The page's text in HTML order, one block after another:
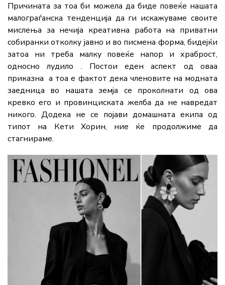
Причината за тоа би можела да биде повеќе нашата
малограѓанска тенденција да ги искажуваме своите
мислења за нечија креативна работа на приватни
собирaнки отколку јавно и во писмена форма, бидејќи
затоа ни треба малку повеќе напор и храброст,
односно лудило . Постои еден аспект од оваа
приказна а тоа е фактот дека членовите на модната
заедница во нашата земја се проколнати од ова
кревко его и провинциската желба да не навредат
никого. Додека не се појави домашната екипа од
типот на Кети Хорин, ние ќе продолжиме да
стагнираме.